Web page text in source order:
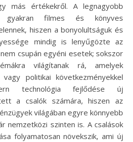
más értékekről. A legnagyobb
gyakran filmes és könyves
hiszen a bonyolultságuk és
mindig is lenyűgözte az
csupán egyéni esetek; sokszor
világítanak rá, amelyek
politikai következményekkel
technológia fejlődése új
a csalók számára, hiszen az
világában egyre könnyebb
nemzetközi szinten is. A csalások
folyamatosan növekszik, ami új